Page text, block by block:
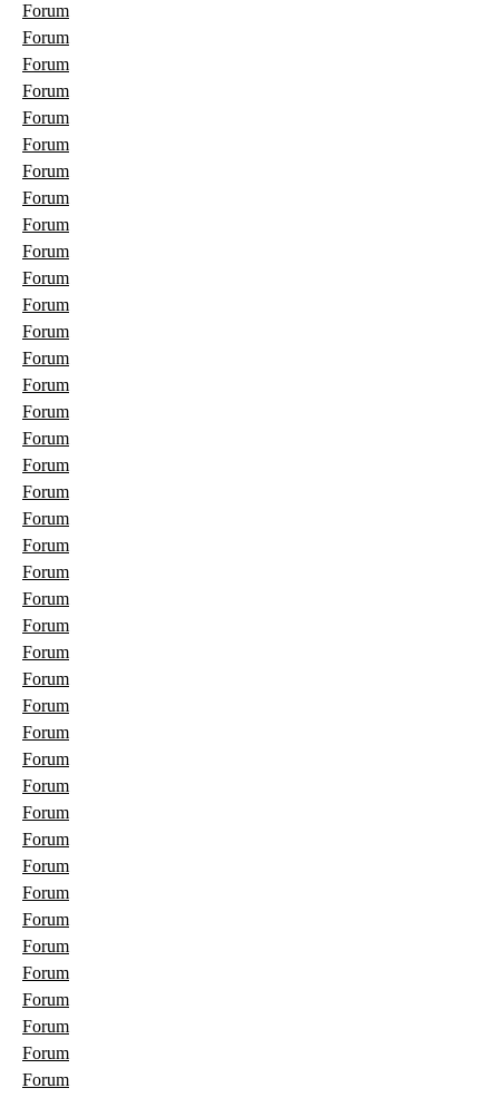
Forum
Forum
Forum
Forum
Forum
Forum
Forum
Forum
Forum
Forum
Forum
Forum
Forum
Forum
Forum
Forum
Forum
Forum
Forum
Forum
Forum
Forum
Forum
Forum
Forum
Forum
Forum
Forum
Forum
Forum
Forum
Forum
Forum
Forum
Forum
Forum
Forum
Forum
Forum
Forum
Forum